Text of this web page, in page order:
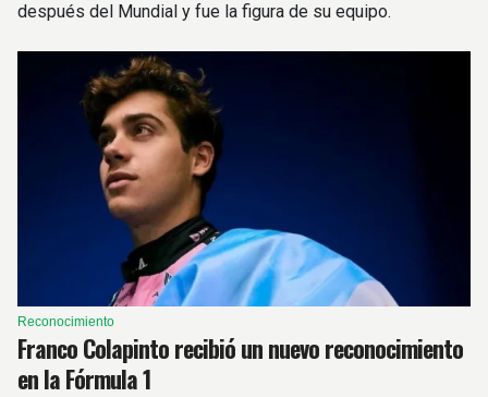
después del Mundial y fue la figura de su equipo.
Reconocimiento
Franco Colapinto recibió un nuevo reconocimiento
en la Fórmula 1